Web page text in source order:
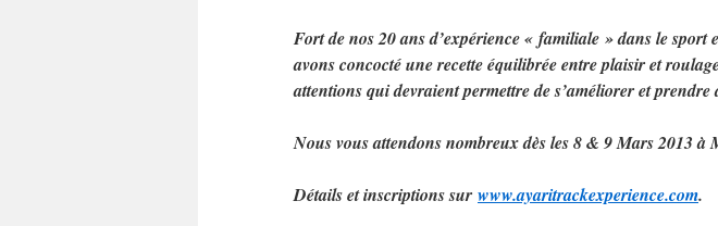
Fort de nos 20 ans d’expérience « familiale » dans le sport
avons concocté une recette équilibrée entre plaisir et
attentions qui devraient permettre de s’améliorer et
Nous vous attendons nombreux dès les 8 & 9 Mars 2013 à
Détails et inscriptions sur www.ayaritrackexperience.com.